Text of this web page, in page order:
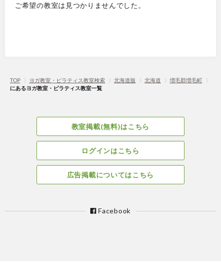
ご希望の教室は見つかりませんでした。
TOP 〉 ヨガ教室・ピラティス教室検索 〉 北海道版 〉 北海道 〉 増毛郡増毛町
〉
にあるヨガ教室・ピラティス教室一覧
教室掲載(無料)はこちら
ログインはこちら
広告掲載についてはこちら
Facebook